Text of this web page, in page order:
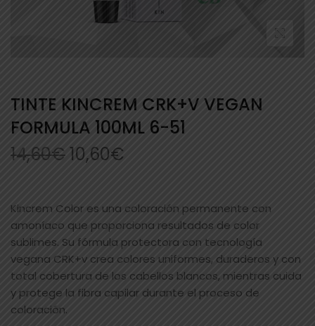
TINTE KINCREM CRK+V VEGAN
FORMULA 100ML 6-51
14,60€10,60€
Kincrem Color es una coloración permanente con
amoníaco que proporciona resultados de color
sublimes. Su fórmula protectora con tecnología
vegana CRK+v crea colores uniformes, duraderos y con
total cobertura de los cabellos blancos, mientras cuida
y protege la fibra capilar durante el proceso de
coloración.